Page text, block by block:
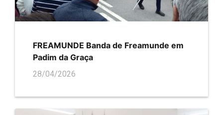
FREAMUNDE Banda de Freamunde em
Padim da Graça
28/04/2026